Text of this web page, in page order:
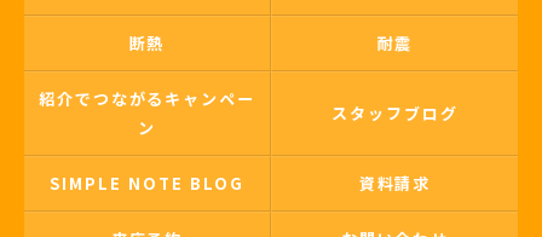
断熱 耐震
紹介でつながるキャンペー
ン
スタッフブログ
SIMPLE NOTE BLOG 資料請求